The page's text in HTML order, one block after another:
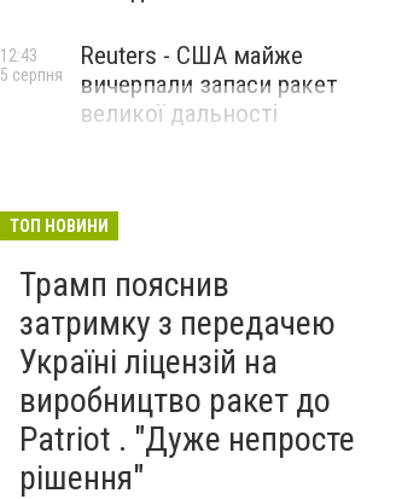
Reuters - США майже
вичерпали запаси ракет
великої дальності
12:43
5 серпня
ТОП НОВИНИ
Трамп пояснив
затримку з передачею
Україні ліцензій на
виробництво ракет до
Patriot . "Дуже непросте
рішення"